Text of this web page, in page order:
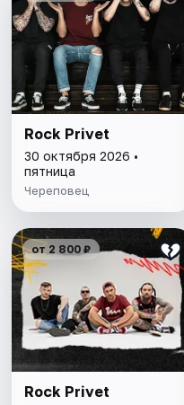
Rock Privet
30 октября 2026 •
пятница
Череповец
от 2 800 ₽
Rock Privet